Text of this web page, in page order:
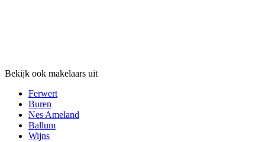
Bekijk ook makelaars uit
Ferwert
Buren
Nes Ameland
Ballum
Wijns